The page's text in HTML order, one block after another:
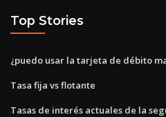
Top Stories
¿puedo usar la tarjeta de débito
Tasa fija vs flotante
Tasas de interés actuales de la